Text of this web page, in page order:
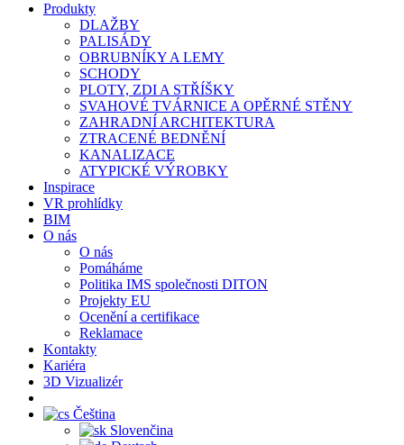
Produkty
DLAŽBY
PALISÁDY
OBRUBNÍKY A LEMY
SCHODY
PLOTY, ZDI A STŘÍŠKY
SVAHOVÉ TVÁRNICE A OPĚRNÉ STĚNY
ZAHRADNÍ ARCHITEKTURA
ZTRACENÉ BEDNĚNÍ
KANALIZACE
ATYPICKÉ VÝROBKY
Inspirace
VR prohlídky
BIM
O nás
O nás
Pomáháme
Politika IMS společnosti DITON
Projekty EU
Ocenění a certifikace
Reklamace
Kontakty
Kariéra
3D Vizualizér
Čeština
Slovenčina